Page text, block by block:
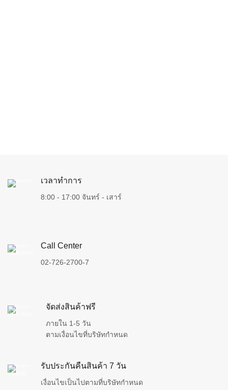
เวลาทำการ
8:00 - 17:00 จันทร์ - เสาร์
Call Center
02-726-2700-7
จัดส่งสินค้าฟรี
ภายใน 1-5 วัน
ตามเงื่อนไขที่บริษัทกำหนด
รับประกันคืนสินค้า 7 วัน
เงื่อนไขเป็นไปตามที่บริษัทกำหนด